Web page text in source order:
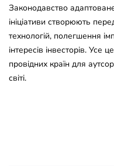
Законодавство
ініціативи створюють
технологій, полегшення
інтересів інвесторів. Усе
провідних країн для
світі.